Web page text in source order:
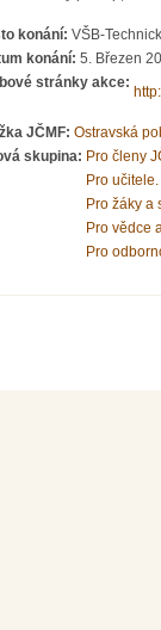
konání: VŠB-
konání: 5. Březen
stránky akce:
JČMF: Ostravská
skupina: Pro členy
Pro učitele.
Pro žáky a
Pro vědce
Pro